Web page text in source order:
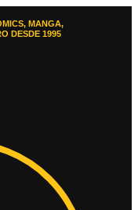
MANGA,
DESDE 1995